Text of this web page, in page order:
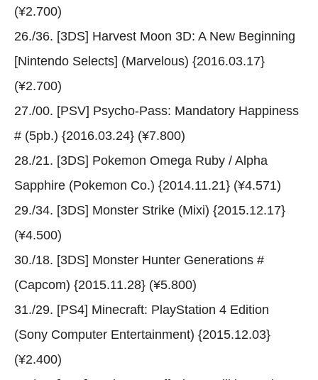
(¥2.700)
26./36. [3DS] Harvest Moon 3D: A New Beginning
[Nintendo Selects] (Marvelous) {2016.03.17}
(¥2.700)
27./00. [PSV] Psycho-Pass: Mandatory Happiness
# (5pb.) {2016.03.24} (¥7.800)
28./21. [3DS] Pokemon Omega Ruby / Alpha
Sapphire (Pokemon Co.) {2014.11.21} (¥4.571)
29./34. [3DS] Monster Strike (Mixi) {2015.12.17}
(¥4.500)
30./18. [3DS] Monster Hunter Generations #
(Capcom) {2015.11.28} (¥5.800)
31./29. [PS4] Minecraft: PlayStation 4 Edition
(Sony Computer Entertainment) {2015.12.03}
(¥2.400)